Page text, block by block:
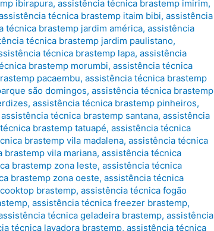
ibirapura,assistência técnica brastemp imirim,
técnica brastemp itaim bibi,assistência
técnica brastemp jardim américa,assistência
técnica brastemp jardim paulistano,
técnica brastemp lapa,assistência
brastemp morumbi,assistência técnica
pacaembu,assistência técnica brastemp
são domingos,assistência técnica brastemp
,assistência técnica brastemp pinheiros,
assistência técnica brastemp santana,assistência
brastemp tatuapé,assistência técnica
brastemp vila madalena,assistência técnica
brastemp vila mariana,assistência técnica
brastemp zona leste,assistência técnica
brastemp zona oeste,assistência técnica
brastemp,assistência técnica fogão
,assistência técnica freezer brastemp,
técnica geladeira brastemp,assistência
técnica lavadora brastemp,assistência técnica